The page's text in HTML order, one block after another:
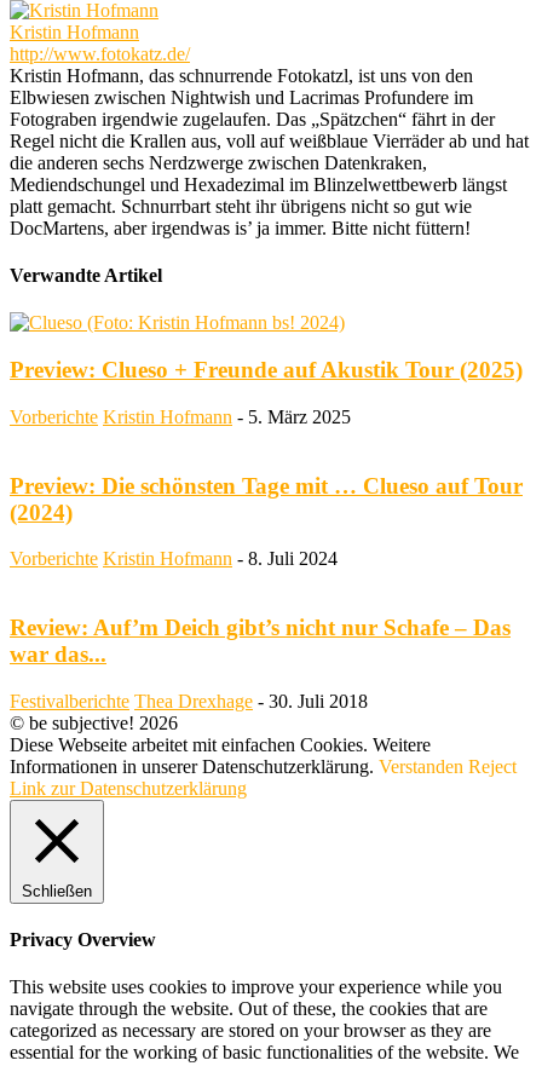
Kristin Hofmann
http://www.fotokatz.de/
Kristin Hofmann, das schnurrende Fotokatzl, ist uns von den
Elbwiesen zwischen Nightwish und Lacrimas Profundere im
Fotograben irgendwie zugelaufen. Das „Spätzchen“ fährt in der
Regel nicht die Krallen aus, voll auf weißblaue Vierräder ab und hat
die anderen sechs Nerdzwerge zwischen Datenkraken,
Mediendschungel und Hexadezimal im Blinzelwettbewerb längst
platt gemacht. Schnurrbart steht ihr übrigens nicht so gut wie
DocMartens, aber irgendwas is’ ja immer. Bitte nicht füttern!
Verwandte Artikel
Preview: Clueso + Freunde auf Akustik Tour (2025)
Vorberichte Kristin Hofmann - 5. März 2025
Preview: Die schönsten Tage mit … Clueso auf Tour
(2024)
Vorberichte Kristin Hofmann - 8. Juli 2024
Review: Auf’m Deich gibt’s nicht nur Schafe – Das
war das...
Festivalberichte Thea Drexhage - 30. Juli 2018
© be subjective! 2026
Diese Webseite arbeitet mit einfachen Cookies. Weitere
Informationen in unserer Datenschutzerklärung. Verstanden Reject
Link zur Datenschutzerklärung
Schließen
Privacy Overview
This website uses cookies to improve your experience while you
navigate through the website. Out of these, the cookies that are
categorized as necessary are stored on your browser as they are
essential for the working of basic functionalities of the website. We